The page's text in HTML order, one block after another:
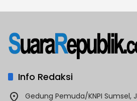
Info Redaksi
Gedung Pemuda/KNPI Sumsel,